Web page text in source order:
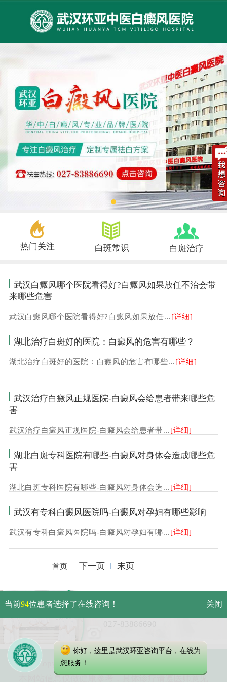
热门关注 白斑常识 白斑治疗
武汉白癜风哪个医院看得好?白癜风如果放任不治会带
来哪些危害
武汉白癜风哪个医院看得好?白癜风如果放任...[详细]
湖北治疗白斑好的医院：白癜风的危害有哪些？
湖北治疗白斑好的医院：白癜风的危害有哪些...[详细]
武汉治疗白癜风正规医院-白癜风会给患者带来哪些危
害
武汉治疗白癜风正规医院-白癜风会给患者带...[详细]
湖北白斑专科医院有哪些-白癜风对身体会造成哪些危
害
湖北白斑专科医院有哪些-白癜风对身体会造...[详细]
武汉有专科白癜风医院吗-白癜风对孕妇有哪些影响
武汉有专科白癜风医院吗-白癜风对孕妇有哪...[详细]
首页 下一页 末页
武汉市硚口区解放大道479号
Copyright 2023 武汉环亚中医白癜风医院
本网站信息仅做健康参考，具体诊疗请遵医师意见
当前94位患者选择了在线咨询！ 关闭
你好，这里是武汉环亚咨询平台，在线为
您服务！